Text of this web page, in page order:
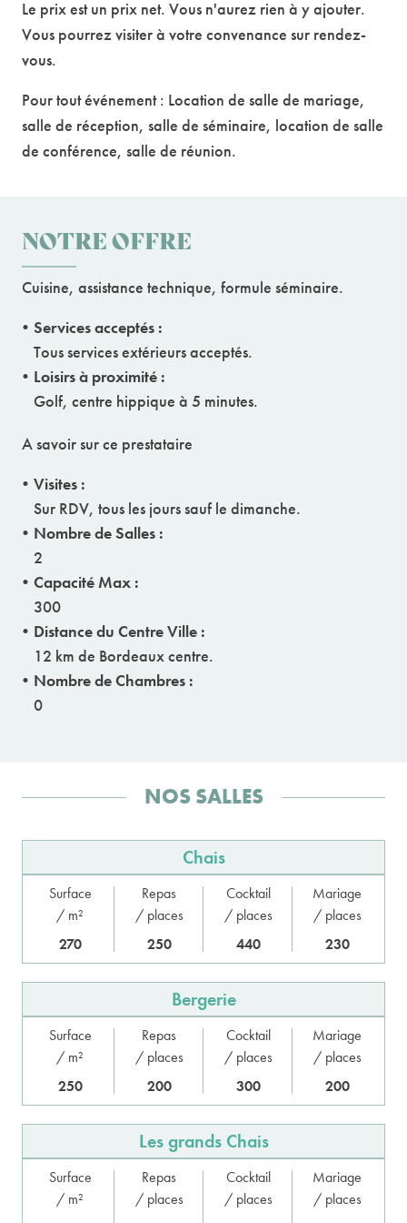
Le prix est un prix net. Vous n'aurez rien à y ajouter.
Vous pourrez visiter à votre convenance sur rendez-
vous.
Pour tout événement : Location de salle de mariage,
salle de réception, salle de séminaire, location de salle
de conférence, salle de réunion.
NOTRE OFFRE
Cuisine, assistance technique, formule séminaire.
Services acceptés :
Tous services extérieurs acceptés.
Loisirs à proximité :
Golf, centre hippique à 5 minutes.
A savoir sur ce prestataire
Visites :
Sur RDV, tous les jours sauf le dimanche.
Nombre de Salles :
2
Capacité Max :
300
Distance du Centre Ville :
12 km de Bordeaux centre.
Nombre de Chambres :
0
NOS SALLES
Chais
Surface
/ m²
270
Repas
/ places
250
Cocktail
/ places
440
Mariage
/ places
230
Bergerie
Surface
/ m²
250
Repas
/ places
200
Cocktail
/ places
300
Mariage
/ places
200
Les grands Chais
Surface
/ m²
Repas
/ places
Cocktail
/ places
Mariage
/ places